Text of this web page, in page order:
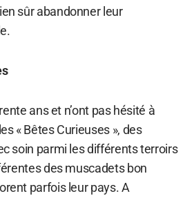
sûr abandonner leur
ans et n’ont pas hésité à
« Bêtes Curieuses », des
soin parmi les différents terroirs
des muscadets bon
parfois leur pays. A